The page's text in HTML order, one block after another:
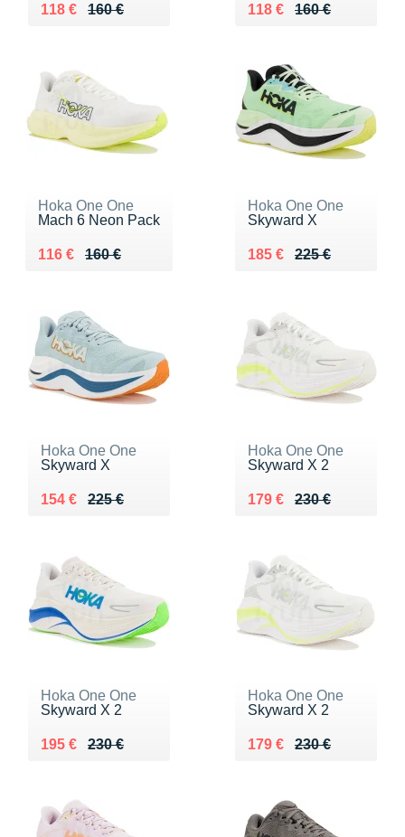
160 €
Au lieu de 160 €
118 €
Vendu 118 € 160 €
Au lieu de 160 €
118 €
Vendu 118 €
Hoka One One
Mach 6 Neon Pack
160 €
Au lieu de 160 €
116 €
Vendu 116 €
Hoka One One
Skyward X
225 €
Au lieu de 225 €
185 €
Vendu 185 €
Hoka One One
Skyward X
225 €
Au lieu de 225 €
154 €
Vendu 154 €
Hoka One One
Skyward X 2
230 €
Au lieu de 230 €
179 €
Vendu 179 €
Hoka One One
Skyward X 2
230 €
Au lieu de 230 €
195 €
Vendu 195 €
Hoka One One
Skyward X 2
230 €
Au lieu de 230 €
179 €
Vendu 179 €